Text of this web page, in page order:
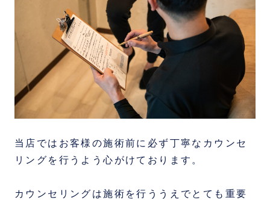
当店ではお客様の施術前に必ず丁寧なカウンセ
リングを行うよう心がけております。
カウンセリングは施術を行ううえでとても重要